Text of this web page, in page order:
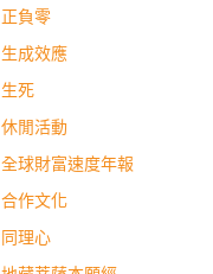
正負零
生成效應
生死
休閒活動
全球財富速度年報
合作文化
同理心